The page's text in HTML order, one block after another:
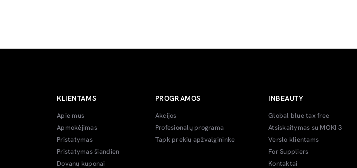
KLIENTAMS
Apie mus
Apmokėjimas
Pristatymas
Pristatymas šiandien
Dovanų kuponai
PROGRAMOS
Akcijos
Profesionalų programa
Tapk prekių apžvalgininke
INBEAUTY
Global blue tax free
Atsiskaitymas su MOKI 3
Verslo klientams
For Suppliers
Kontaktai